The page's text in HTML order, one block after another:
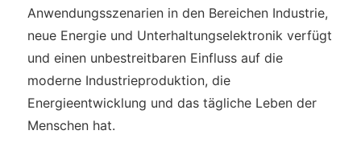
Anwendungsszenarien in den Bereichen Industrie,
neue Energie und Unterhaltungselektronik verfügt
und einen unbestreitbaren Einfluss auf die
moderne Industrieproduktion, die
Energieentwicklung und das tägliche Leben der
Menschen hat.